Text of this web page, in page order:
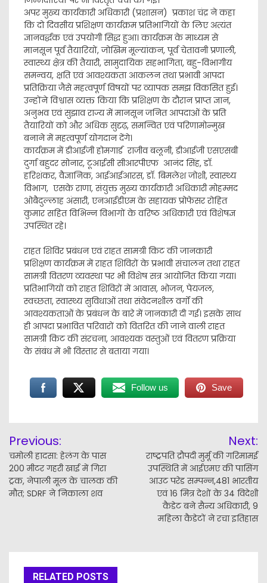
अपर मुख्य कार्यकारी अधिकारी (प्रशासन) प्रकाश चंद्र ने कहा
कि दो दिवसीय प्रशिक्षण कार्यक्रम प्रतिभागियों के लिए अत्यंत
ज्ञानवर्द्धक एवं उपयोगी सिद्ध हुआ। कार्यक्रम के माध्यम से
मानसून पूर्व तैयारियों, जोखिम मूल्यांकन, पूर्व चेतावनी प्रणाली,
स्वास्थ्य क्षेत्र की तैयारी, सामुदायिक सहभागिता, बहु-विभागीय
समन्वय, क्षति एवं आवश्यकता आकलन तथा प्रभावी आपदा
प्रतिक्रिया जैसे महत्वपूर्ण विषयों पर व्यापक समझ विकसित हुई।
उन्होंने विश्वास व्यक्त किया कि प्रशिक्षण के दौरान प्राप्त ज्ञान,
अनुभव एवं सुझाव राज्य में मानसून जनित आपदाओं के प्रति
तैयारियों को और अधिक सुदृढ़, समन्वित एवं परिणामोन्मुख
बनाने में महत्वपूर्ण योगदान देंगे।
कार्यक्रम में डीआईजी होमगार्ड राजीव बलूनी, डीआईजी एसएसबी
दुर्गा बहुदर सोनार, टूआईसी सीआरपीएफ आनंद सिंह, डाॅ.
हरिशंकर, वैज्ञानिक, आईआईआरस, डाॅ. बिमलेश जोशी, स्वास्थ्य
विभाग, एसके राणा, संयुक्त मुख्य कार्यकारी अधिकारी मोहम्मद
ओबैदुल्लाह अंसारी, एनआईडीएम के सहायक प्रोफेसर रोहित
कुमार सहित विभिन्न विभागों के वरिष्ठ अधिकारी एवं विशेषज्ञ
उपस्थित रहे।
राहत शिविर प्रबंधन एवं राहत सामग्री किट की जानकारी
प्रशिक्षण कार्यक्रम में राहत शिविरों के प्रभावी संचालन तथा राहत
सामग्री वितरण व्यवस्था पर भी विशेष सत्र आयोजित किया गया।
प्रतिभागियों को राहत शिविरों में आवास, भोजन, पेयजल,
स्वच्छता, स्वास्थ्य सुविधाओं तथा संवेदनशील वर्गों की
आवश्यकताओं के प्रबंधन के बारे में जानकारी दी गई। इसके साथ
ही आपदा प्रभावित परिवारों को वितरित की जाने वाली राहत
सामग्री किट की संरचना, आवश्यक वस्तुओं एवं वितरण प्रक्रिया
के संबंध में भी विस्तार से बताया गया।
Follow us Save
navigation
Previous:
चमोली हादसा: हेलंग के पास
200 मीटर गहरी खाई में गिरा
ट्रक, नेपाली मूल के चालक की
मौत; SDRF ने निकाला शव
Next:
राष्ट्रपति द्रौपदी मुर्मू की गरिमामई
उपस्थिति में आईएमए की पासिंग
आउट परेड सम्पन्न,481 भारतीय
एवं 16 मित्र देशों के 34 विदेशी
कैडेट बने सैन्य अधिकारी, 9
महिला कैडेटों ने रचा इतिहास
RELATED POSTS